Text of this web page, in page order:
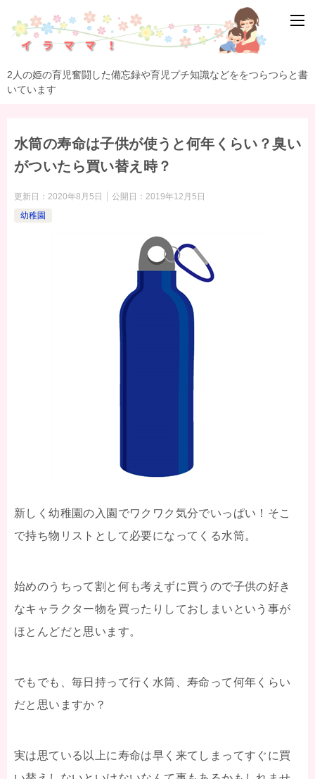
2人の姫の育児奮闘した備忘録や育児プチ知識などををつらつらと書
いています
水筒の寿命は子供が使うと何年くらい？臭い
がついたら買い替え時？
更新日： 2020年8月5日 公開日： 2019年12月5日
幼稚園
新しく幼稚園の入園でワクワク気分でいっぱい！そこ
で持ち物リストとして必要になってくる水筒。
始めのうちって割と何も考えずに買うので子供の好き
なキャラクター物を買ったりしておしまいという事が
ほとんどだと思います。
でもでも、毎日持って行く水筒、寿命って何年くらい
だと思いますか？
実は思ている以上に寿命は早く来てしまってすぐに買